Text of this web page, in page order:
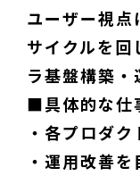
ユーザー視点
サイクルを回
ラ基盤構築・
■具体的な仕
・各プロダ
・運用改善